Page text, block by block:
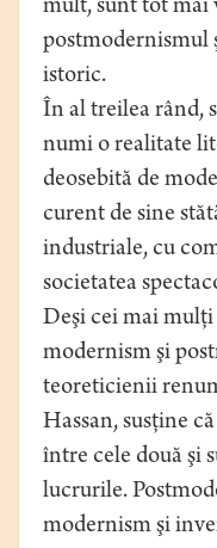
mult, sunt tot mai
postmodernismul
istoric.
În al treilea rând,
numi o realitate
deosebită de
curent de sine
industriale, cu
societatea
Deşi cei mai
modernism şi
teoreticienii
Hassan, susţine
între cele două şi
lucrurile.
modernism şi